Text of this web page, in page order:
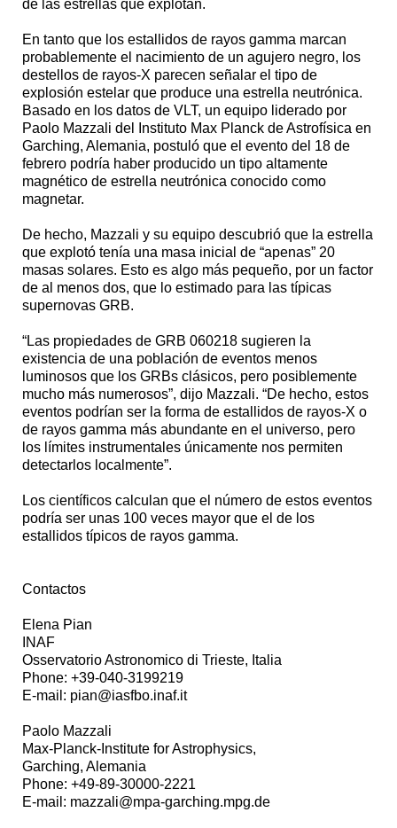
de las estrellas que explotan.
En tanto que los estallidos de rayos gamma marcan
probablemente el nacimiento de un agujero negro, los
destellos de rayos-X parecen señalar el tipo de
explosión estelar que produce una estrella neutrónica.
Basado en los datos de VLT, un equipo liderado por
Paolo Mazzali del Instituto Max Planck de Astrofísica en
Garching, Alemania, postuló que el evento del 18 de
febrero podría haber producido un tipo altamente
magnético de estrella neutrónica conocido como
magnetar.
De hecho, Mazzali y su equipo descubrió que la estrella
que explotó tenía una masa inicial de “apenas” 20
masas solares. Esto es algo más pequeño, por un factor
de al menos dos, que lo estimado para las típicas
supernovas GRB.
“Las propiedades de GRB 060218 sugieren la
existencia de una población de eventos menos
luminosos que los GRBs clásicos, pero posiblemente
mucho más numerosos”, dijo Mazzali. “De hecho, estos
eventos podrían ser la forma de estallidos de rayos-X o
de rayos gamma más abundante en el universo, pero
los límites instrumentales únicamente nos permiten
detectarlos localmente”.
Los científicos calculan que el número de estos eventos
podría ser unas 100 veces mayor que el de los
estallidos típicos de rayos gamma.
Contactos
Elena Pian
INAF
Osservatorio Astronomico di Trieste, Italia
Phone: +39-040-3199219
E-mail: pian@iasfbo.inaf.it
Paolo Mazzali
Max-Planck-Institute for Astrophysics,
Garching, Alemania
Phone: +49-89-30000-2221
E-mail: mazzali@mpa-garching.mpg.de